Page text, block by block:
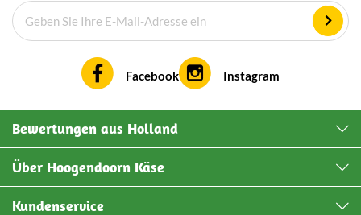
Facebook Instagram
Bewertungen aus Holland
Über Hoogendoorn Käse
Kundenservice